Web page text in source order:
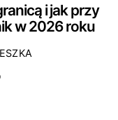
i jak przy
w 2026 roku